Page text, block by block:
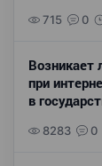
715 0
Возникает
при
в
8283 0